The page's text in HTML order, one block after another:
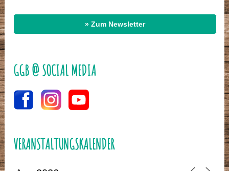
» Zum Newsletter
GGB @ SOCIAL MEDIA
VERANSTALTUNGSKALENDER